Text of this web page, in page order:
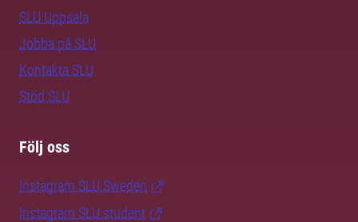
SLU Uppsala
Jobba på SLU
Kontakta SLU
Stöd SLU
Följ oss
Instagram SLU.Sweden
Instagram SLU.student